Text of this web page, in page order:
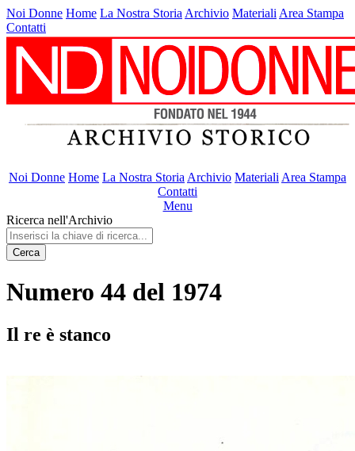
Noi Donne Home La Nostra Storia Archivio Materiali Area Stampa
Contatti
Noi Donne Home La Nostra Storia Archivio Materiali Area Stampa
Contatti
Menu
Ricerca nell'Archivio
Cerca
Numero 44 del 1974
Il re è stanco